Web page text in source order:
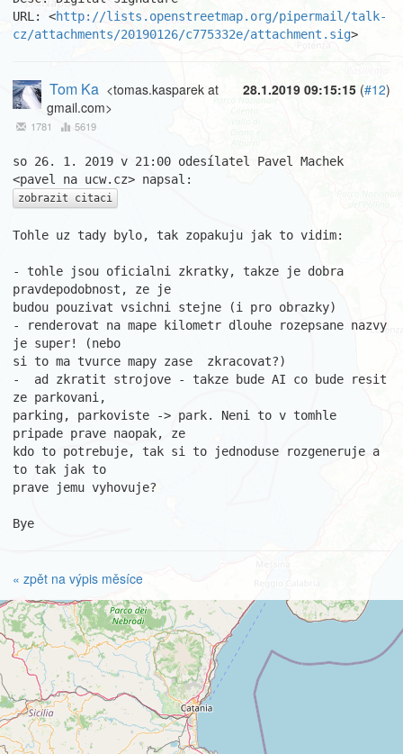
URL: <http://lists.openstreetmap.org/pipermail/talk-
cz/attachments/20190126/c775332e/attachment.sig>
28.1.2019 09:15:15 (#12)
Tom Ka <tomas.kasparek at
gmail.com>
1781 5619
so 26. 1. 2019 v 21:00 odesílatel Pavel Machek
zobrazit citaci
Tohle uz tady bylo, tak zopakuju jak to vidim:
- tohle jsou oficialni zkratky, takze je dobra
pravdepodobnost, ze je
budou pouzivat vsichni stejne (i pro obrazky)
- renderovat na mape kilometr dlouhe rozepsane nazvy
je super! (nebo
si to ma tvurce mapy zase  zkracovat?)
-  ad zkratit strojove - takze bude AI co bude resit
ze parkovani,
parking, parkoviste -> park. Neni to v tomhle
pripade prave naopak, ze
kdo to potrebuje, tak si to jednoduse rozgeneruje a
to tak jak to
prave jemu vyhovuje?
Bye
« zpět na výpis měsíce